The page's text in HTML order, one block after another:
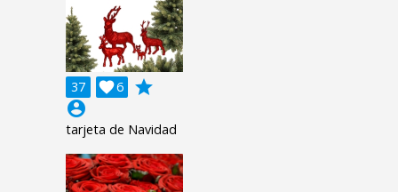
37 6

grade
account_circle
tarjeta de Navidad